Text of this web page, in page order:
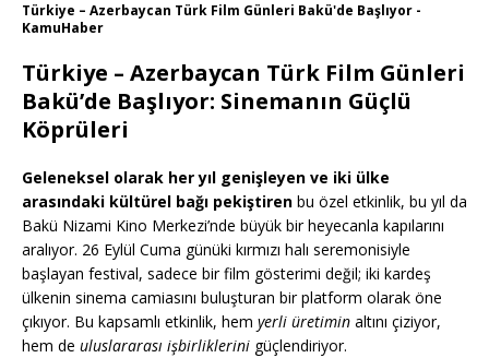
Türkiye – Azerbaycan Türk Film Günleri Bakü'de Başlıyor -
KamuHaber
Türkiye – Azerbaycan Türk Film Günleri
Bakü’de Başlıyor: Sinemanın Güçlü
Köprüleri
Geleneksel olarak her yıl genişleyen ve iki ülke
arasındaki kültürel bağı pekiştiren bu özel etkinlik, bu yıl da
Bakü Nizami Kino Merkezi’nde büyük bir heyecanla kapılarını
aralıyor. 26 Eylül Cuma günüki kırmızı halı seremonisiyle
başlayan festival, sadece bir film gösterimi değil; iki kardeş
ülkenin sinema camiasını buluşturan bir platform olarak öne
çıkıyor. Bu kapsamlı etkinlik, hem yerli üretimin altını çiziyor,
hem de uluslararası işbirliklerini güçlendiriyor.